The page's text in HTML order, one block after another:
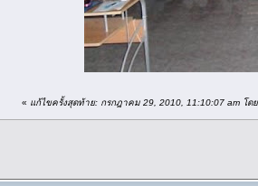
« แก้ไขครั้งสุดท้าย: กรกฎาคม 29, 2010, 11:10:07 am โด